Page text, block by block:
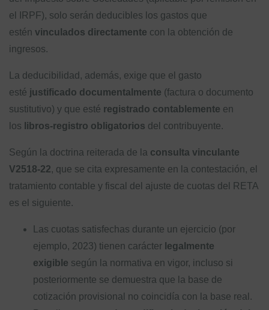
el IRPF), solo serán deducibles los gastos que
estén vinculados directamente con la obtención de
ingresos.
La deducibilidad, además, exige que el gasto
esté justificado documentalmente (factura o documento
sustitutivo) y que esté registrado contablemente en
los libros-registro obligatorios del contribuyente.
Según la doctrina reiterada de la consulta vinculante
V2518-22, que se cita expresamente en la contestación, el
tratamiento contable y fiscal del ajuste de cuotas del RETA
es el siguiente.
Las cuotas satisfechas durante un ejercicio (por
ejemplo, 2023) tienen carácter legalmente
exigible según la normativa en vigor, incluso si
posteriormente se demuestra que la base de
cotización provisional no coincidía con la base real.